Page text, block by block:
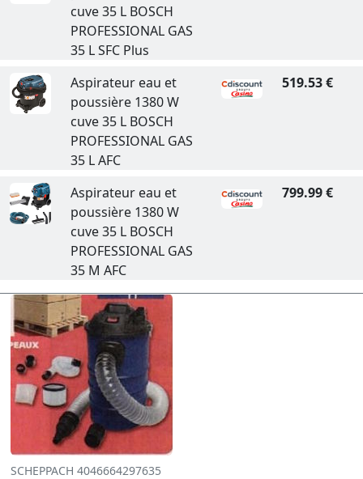
cuve 35 L BOSCH
PROFESSIONAL GAS
35 L SFC Plus
Aspirateur eau et
poussière 1380 W
cuve 35 L BOSCH
PROFESSIONAL GAS
35 L AFC
519.53 €
Aspirateur eau et
poussière 1380 W
cuve 35 L BOSCH
PROFESSIONAL GAS
35 M AFC
799.99 €
SCHEPPACH 4046664297635